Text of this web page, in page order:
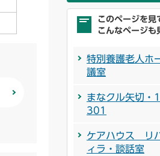
このページを見
こんなページも
特別養護老人ホ
議室
まなクル矢切・
301
ケアハウス リ
ィラ・談話室